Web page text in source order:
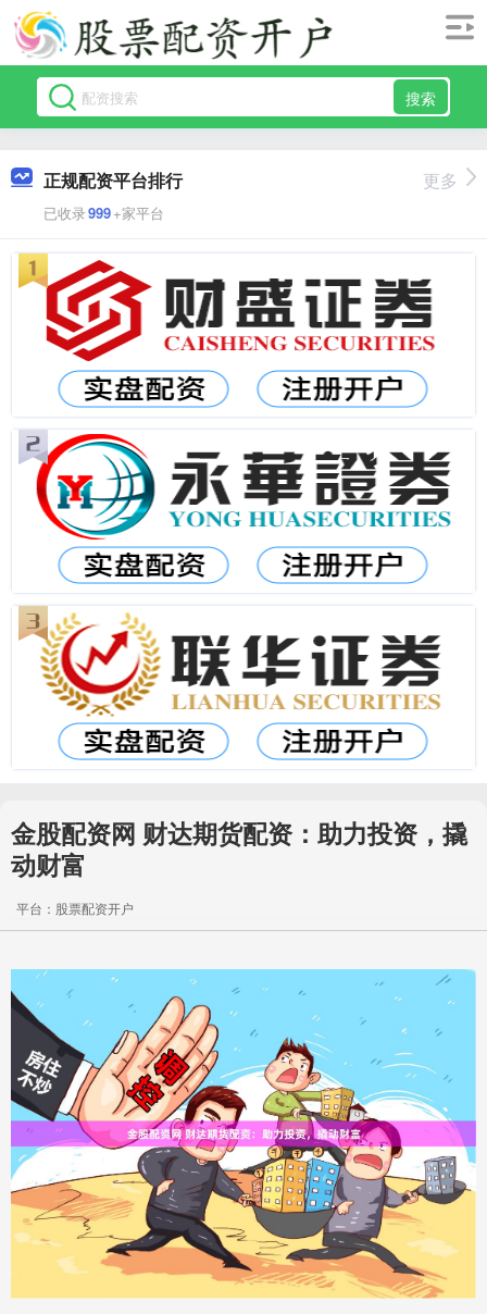
搜索
正规配资平台排行
已收录999+家平台
更多
金股配资网 财达期货配资：助力投资，撬
动财富
平台：股票配资开户